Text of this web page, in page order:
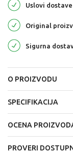
Uslovi dostave
Original
Sigurna
O PROIZVODU
SPECIFIKACIJA
OCENA
PROVERI